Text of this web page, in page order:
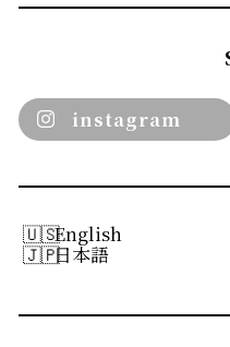
instagram
English
日本語